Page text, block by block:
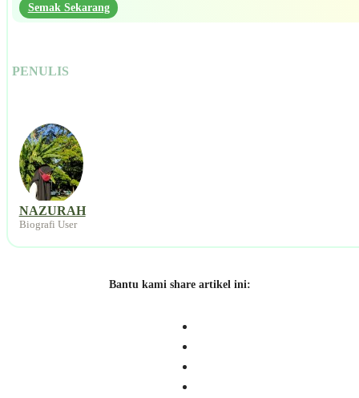
Semak Sekarang
PENULIS
NAZURAH
Biografi User
Bantu kami share artikel ini: